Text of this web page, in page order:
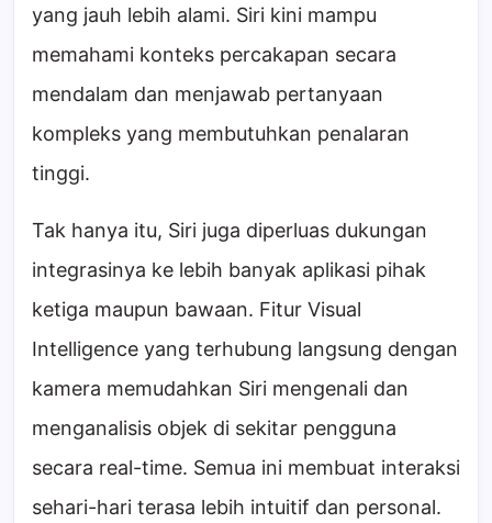
yang jauh lebih alami. Siri kini mampu
memahami konteks percakapan secara
mendalam dan menjawab pertanyaan
kompleks yang membutuhkan penalaran
tinggi.
Tak hanya itu, Siri juga diperluas dukungan
integrasinya ke lebih banyak aplikasi pihak
ketiga maupun bawaan. Fitur Visual
Intelligence yang terhubung langsung dengan
kamera memudahkan Siri mengenali dan
menganalisis objek di sekitar pengguna
secara real-time. Semua ini membuat interaksi
sehari-hari terasa lebih intuitif dan personal.